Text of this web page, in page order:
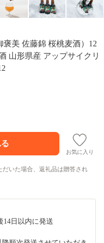
美 佐藤錦 桜桃麦酒）12
山形県産 アップサイクリ
お気に入り
いた場合、返礼品は贈答され
14日以内に発送